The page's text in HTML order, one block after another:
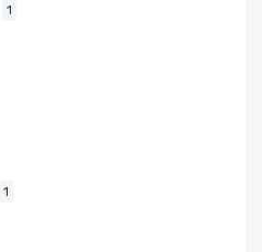
1
1